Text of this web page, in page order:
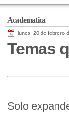
Academatica
lunes, 20 de febrero
Temas
Solo